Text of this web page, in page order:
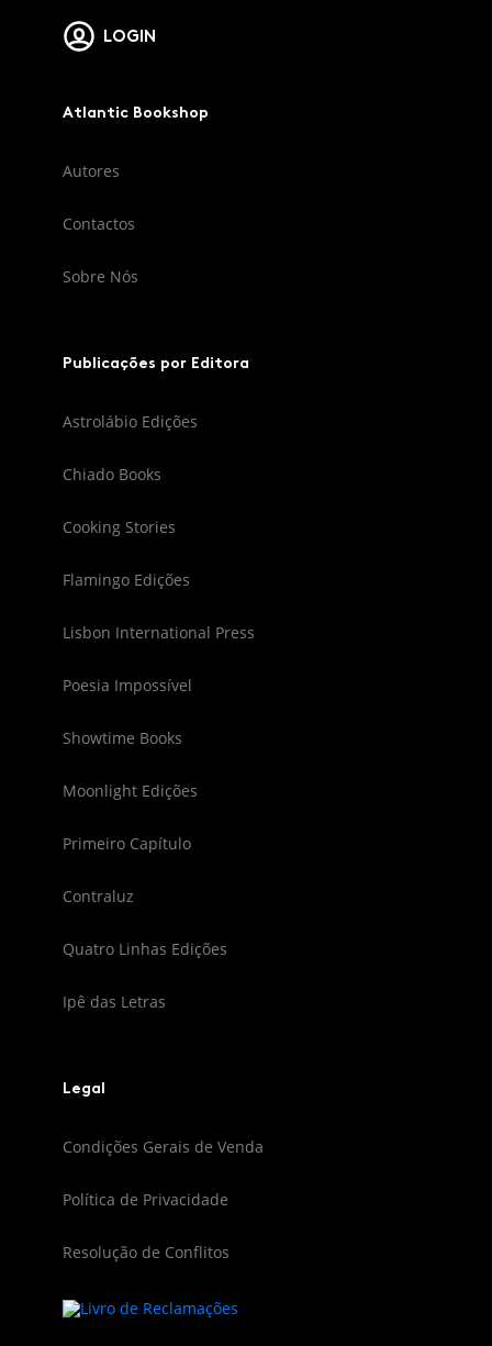
LOGIN
Atlantic Bookshop
Autores
Contactos
Sobre Nós
Publicações por Editora
Astrolábio Edições
Chiado Books
Cooking Stories
Flamingo Edições
Lisbon International Press
Poesia Impossível
Showtime Books
Moonlight Edições
Primeiro Capítulo
Contraluz
Quatro Linhas Edições
Ipê das Letras
Legal
Condições Gerais de Venda
Política de Privacidade
Resolução de Conflitos